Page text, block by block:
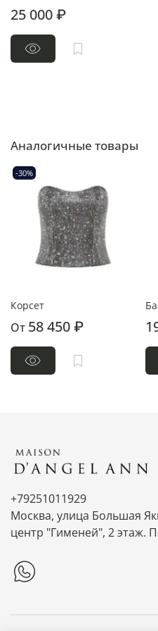
25 000 ₽
Аналогичные товары
-30%
Корсет
От 58 450 ₽
+79251011929
Москва, улица Большая
центр "Гименей", 2 этаж.